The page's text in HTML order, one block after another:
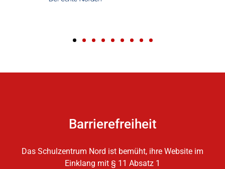
Barrierefreiheit
Das Schulzentrum Nord ist bemüht, ihre Website im
Einklang mit § 11 Absatz 1